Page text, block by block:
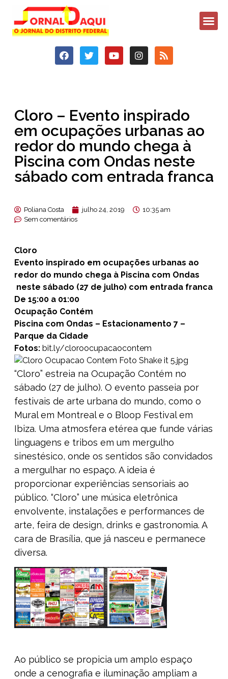
Cloro – Evento inspirado
em ocupações urbanas ao
redor do mundo chega à
Piscina com Ondas neste
sábado com entrada franca
Poliana Costa julho 24, 2019
10:35 am
Sem comentários
Cloro
Evento inspirado em ocupações urbanas ao
redor do mundo chega à Piscina com Ondas
neste sábado (27 de julho) com entrada franca
De 15:00 a 01:00
Ocupação Contém
Piscina com Ondas – Estacionamento 7 –
Parque da Cidade
Fotos: bit.ly/cloroocupacaocontem
“Cloro” estreia na Ocupação Contém no
sábado (27 de julho). O evento passeia por
festivais de arte urbana do mundo, como o
Mural em Montreal e o Bloop Festival em
Ibiza. Uma atmosfera etérea que funde várias
linguagens e tribos em um mergulho
sinestésico, onde os sentidos são convidados
a mergulhar no espaço. A ideia é
proporcionar experiências sensoriais ao
público. “Cloro” une música eletrônica
envolvente, instalações e performances de
arte, feira de design, drinks e gastronomia. A
cara de Brasília, que já nasceu e permanece
diversa.
Ao público se propicia um amplo espaço
onde a cenografia e iluminação ampliam a